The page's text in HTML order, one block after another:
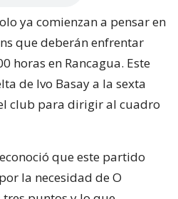
ya comienzan a pensar en
que deberán enfrentar
horas en Rancagua. Este
de Ivo Basay a la sexta
club para dirigir al cuadro
que este partido
la necesidad de O